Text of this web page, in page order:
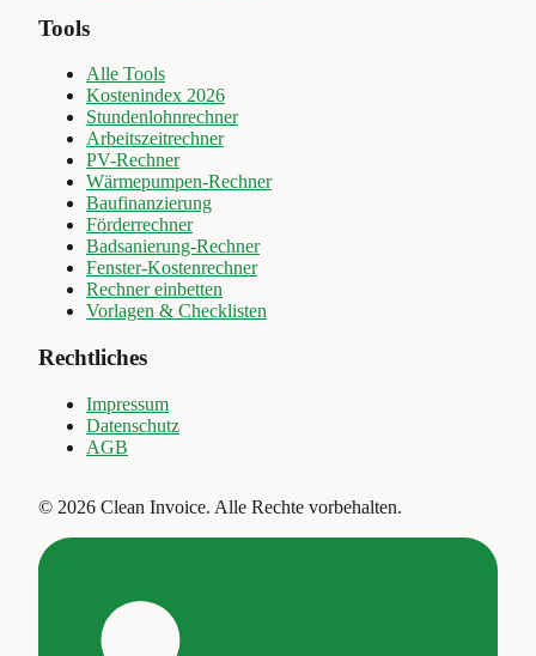
Tools
Alle Tools
Kostenindex 2026
Stundenlohnrechner
Arbeitszeitrechner
PV-Rechner
Wärmepumpen-Rechner
Baufinanzierung
Förderrechner
Badsanierung-Rechner
Fenster-Kostenrechner
Rechner einbetten
Vorlagen & Checklisten
Rechtliches
Impressum
Datenschutz
AGB
© 2026 Clean Invoice. Alle Rechte vorbehalten.